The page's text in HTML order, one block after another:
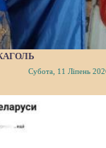
Субота, 11 Ліпень